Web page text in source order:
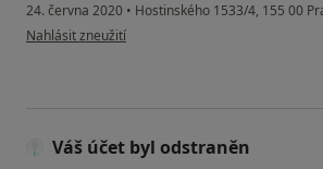
24. června 2020 • Hostinského 1533/4, 155 00
podle názoru uživatele i.š.
Nahlásit zneužití
Váš účet byl odstraněn